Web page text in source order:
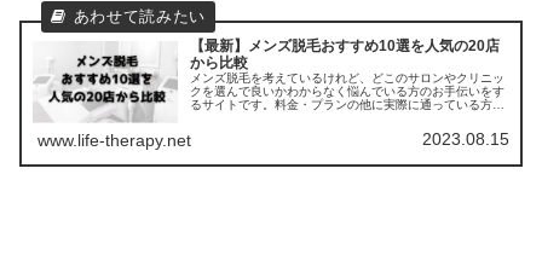
【最新】メンズ脱毛おすすめ10選を人気の20店
から比較
メンズ脱毛を考えているけれど、どこのサロンやクリニッ
クを選んで良いかわからなく悩んでいる方のお手伝いをす
るサイトです。料金・プランの他に実際に通っている方の
www.life-therapy.net 2023.08.15